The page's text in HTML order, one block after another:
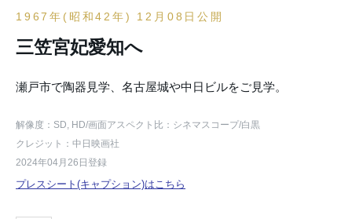
1967年(昭和42年) 12月08日公開
三笠宮妃愛知へ
瀬戸市で陶器見学、名古屋城や中日ビルをご見学。
解像度：SD, HD/画面アスペクト比：シネマスコープ/白黒
クレジット：中日映画社
2024年04月26日登録
プレスシート(キャプション)はこちら